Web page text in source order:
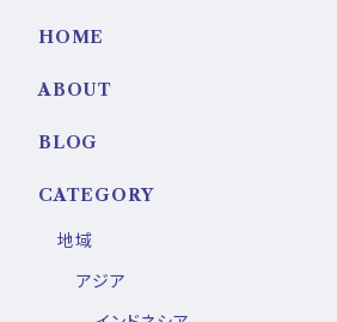
HOME
ABOUT
BLOG
CATEGORY
地域
アジア